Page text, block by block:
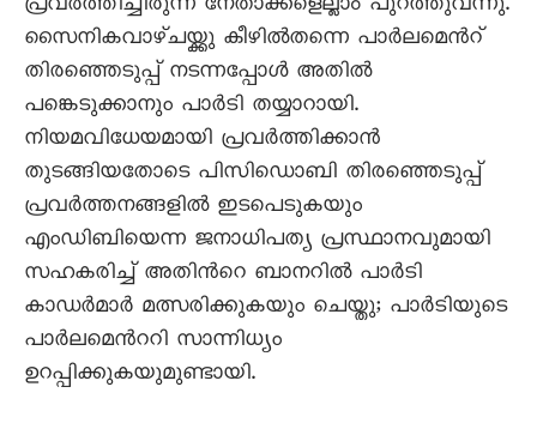
പ്രവര്‍ത്തിച്ചിരുന്ന നേതാക്കളെല്ലാം പുറത്തുവന്നു.
സൈനികവാഴ്ചയ്ക്കു കീഴില്‍തന്നെ പാര്‍ലമെന്‍റ്
തിരഞ്ഞെടുപ്പ് നടന്നപ്പോള്‍ അതില്‍
പങ്കെടുക്കാനും പാര്‍ടി തയ്യാറായി.
നിയമവിധേയമായി പ്രവര്‍ത്തിക്കാന്‍
തുടങ്ങിയതോടെ പിസിഡൊബി തിരഞ്ഞെടുപ്പ്
പ്രവര്‍ത്തനങ്ങളില്‍ ഇടപെടുകയും
എംഡിബിയെന്ന ജനാധിപത്യ പ്രസ്ഥാനവുമായി
സഹകരിച്ച് അതിന്‍റെ ബാനറില്‍ പാര്‍ടി
കാഡര്‍മാര്‍ മത്സരിക്കുകയും ചെയ്തു; പാര്‍ടിയുടെ
പാര്‍ലമെന്‍ററി സാന്നിധ്യം
ഉറപ്പിക്കുകയുമുണ്ടായി.